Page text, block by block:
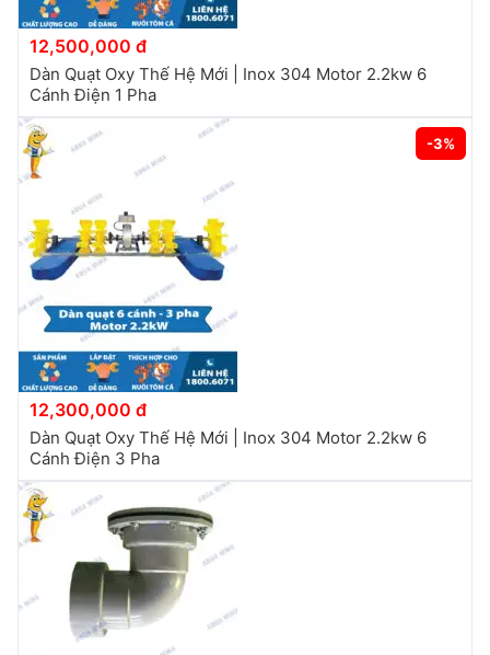
12,500,000 đ
Dàn Quạt Oxy Thế Hệ Mới | Inox 304 Motor 2.2kw 6
Cánh Điện 1 Pha
-3%
12,300,000 đ
Dàn Quạt Oxy Thế Hệ Mới | Inox 304 Motor 2.2kw 6
Cánh Điện 3 Pha